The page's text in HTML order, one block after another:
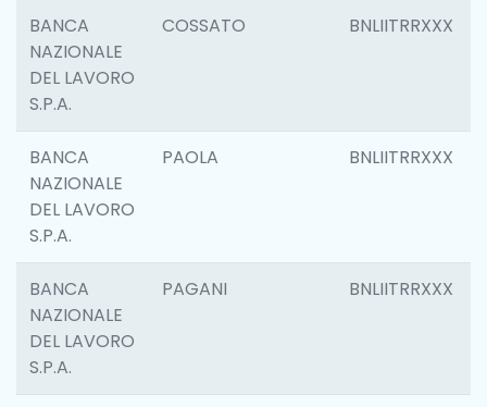
BANCA
NAZIONALE
DEL LAVORO
S.P.A.
COSSATO BNLIITRRXXX
BANCA
NAZIONALE
DEL LAVORO
S.P.A.
PAOLA BNLIITRRXXX
BANCA
NAZIONALE
DEL LAVORO
S.P.A.
PAGANI BNLIITRRXXX